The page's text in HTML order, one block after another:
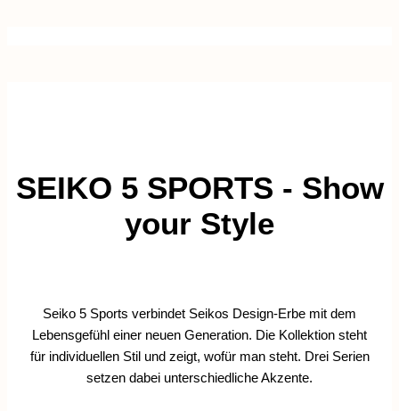
SEIKO 5 SPORTS - Show
your Style
Seiko 5 Sports verbindet Seikos Design-Erbe mit dem
Lebensgefühl einer neuen Generation. Die Kollektion steht
für individuellen Stil und zeigt, wofür man steht. Drei Serien
setzen dabei unterschiedliche Akzente.